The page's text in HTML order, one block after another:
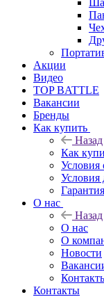
Акции
Видео
TOP BATTLE
Вакансии
Бренды
Как купить
Назад
Как
Условия
Условия
О нас
Назад
О нас
О
Новости
Контакты